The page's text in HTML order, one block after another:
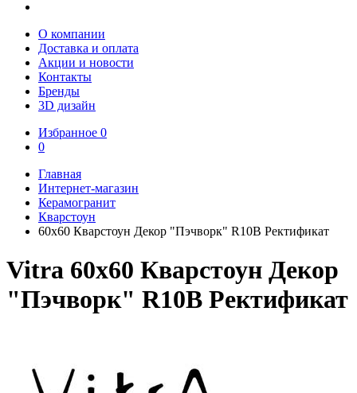
О компании
Доставка и оплата
Акции и новости
Контакты
Бренды
3D дизайн
Избранное 0
0
Главная
Интернет-магазин
Керамогранит
Кварстоун
60х60 Кварстоун Декор "Пэчворк" R10B Ректификат
Vitra 60х60 Кварстоун Декор
"Пэчворк" R10B Ректификат